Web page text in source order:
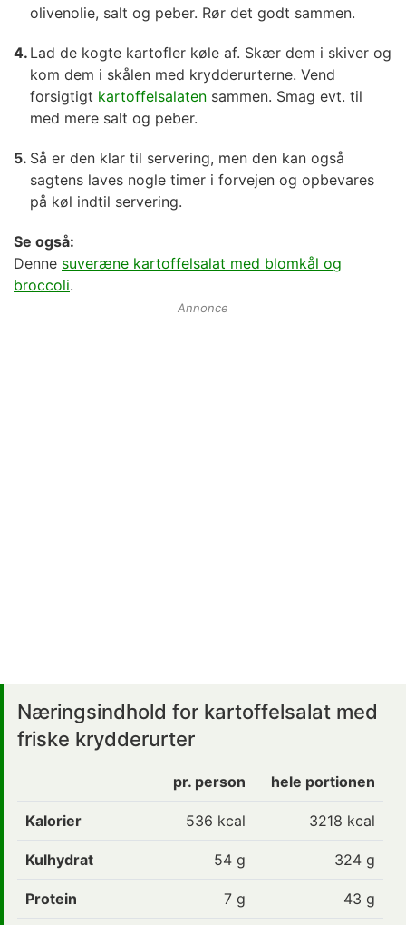
olivenolie, salt og peber. Rør det godt sammen.
Lad de kogte kartofler køle af. Skær dem i skiver og
kom dem i skålen med krydderurterne. Vend
forsigtigt kartoffelsalaten sammen. Smag evt. til
med mere salt og peber.
Så er den klar til servering, men den kan også
sagtens laves nogle timer i forvejen og opbevares
på køl indtil servering.
Se også:
Denne suveræne kartoffelsalat med blomkål og
broccoli.
Annonce
Næringsindhold for kartoffelsalat med
friske krydderurter
pr. person hele portionen
Kalorier 536 kcal 3218 kcal
Kulhydrat 54 g 324 g
Protein 7 g 43 g